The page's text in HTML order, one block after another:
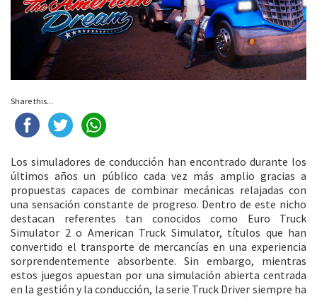
Share this...
Los simuladores de conducción han encontrado durante los
últimos años un público cada vez más amplio gracias a
propuestas capaces de combinar mecánicas relajadas con
una sensación constante de progreso. Dentro de este nicho
destacan referentes tan conocidos como Euro Truck
Simulator 2 o American Truck Simulator, títulos que han
convertido el transporte de mercancías en una experiencia
sorprendentemente absorbente. Sin embargo, mientras
estos juegos apuestan por una simulación abierta centrada
en la gestión y la conducción, la serie Truck Driver siempre ha